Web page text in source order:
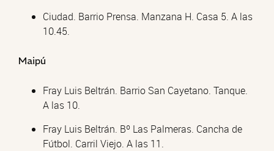
Ciudad. Barrio Prensa. Manzana H. Casa 5. A las
10.45.
Maipú
Fray Luis Beltrán. Barrio San Cayetano. Tanque.
A las 10.
Fray Luis Beltrán. Bº Las Palmeras. Cancha de
Fútbol. Carril Viejo. A las 11.